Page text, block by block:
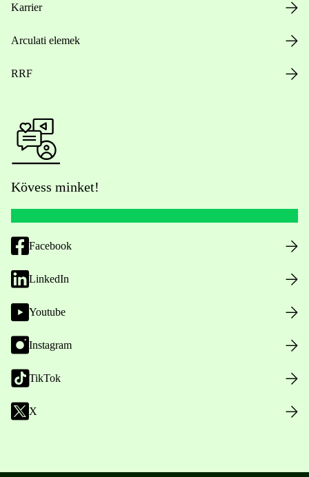
Karrier
Arculati elemek
RRF
Kövess minket!
Facebook
LinkedIn
Youtube
Instagram
TikTok
X